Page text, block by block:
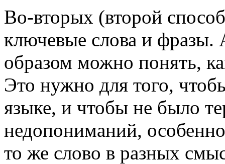
Во-вторых (второй
ключевые слова и
образом можно понять,
Это нужно для того,
языке, и чтобы не было
недопониманий,
то же слово в разных